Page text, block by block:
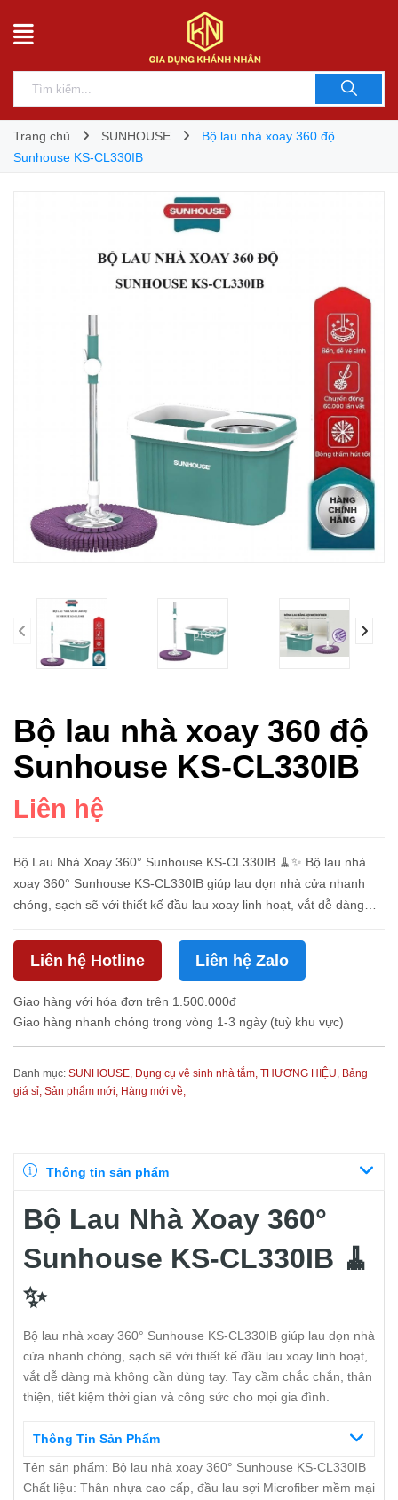
Trang chủ SUNHOUSE
Bộ lau nhà xoay 360 độ
Sunhouse KS-CL330IB
prev
Bộ lau nhà xoay 360 độ
Sunhouse KS-CL330IB
Liên hệ
Bộ Lau Nhà Xoay 360° Sunhouse KS-CL330IB 🧹✨ Bộ lau nhà
xoay 360° Sunhouse KS-CL330IB giúp lau dọn nhà cửa nhanh
chóng, sạch sẽ với thiết kế đầu lau xoay linh hoạt, vắt dễ dàng
thời g...
Liên hệ Hotline Liên hệ Zalo
Giao hàng với hóa đơn trên 1.500.000đ
Giao hàng nhanh chóng trong vòng 1-3 ngày (tuỳ khu vực)
Danh mục: SUNHOUSE, Dụng cụ vệ sinh nhà tắm, THƯƠNG HIỆU, Bảng
giá sỉ, Sản phẩm mới, Hàng mới về,
Thông tin sản phẩm
Bộ Lau Nhà Xoay 360°
Sunhouse KS-CL330IB 🧹
✨
Bộ lau nhà xoay 360° Sunhouse KS-CL330IB giúp lau dọn nhà
cửa nhanh chóng, sạch sẽ với thiết kế đầu lau xoay linh hoạt,
vắt dễ dàng mà không cần dùng tay. Tay cầm chắc chắn, thân
thiện, tiết kiệm thời gian và công sức cho mọi gia đình.
Thông Tin Sản Phẩm
Tên sản phẩm: Bộ lau nhà xoay 360° Sunhouse KS-CL330IB
Chất liệu: Thân nhựa cao cấp, đầu lau sợi Microfiber mềm mại